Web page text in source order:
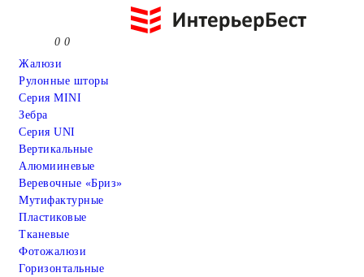
0 0
Жалюзи
Рулонные шторы
Серия MINI
Зебра
Серия UNI
Вертикальные
Алюмииневые
Веревочные «Бриз»
Мутифактурные
Пластиковые
Тканевые
Фотожалюзи
Горизонтальные